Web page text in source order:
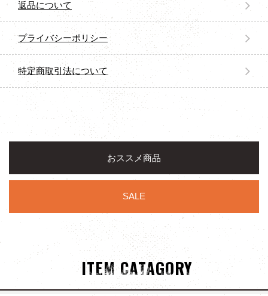
返品について
プライバシーポリシー
特定商取引法について
おススメ商品
SALE
ITEM CATAGORY